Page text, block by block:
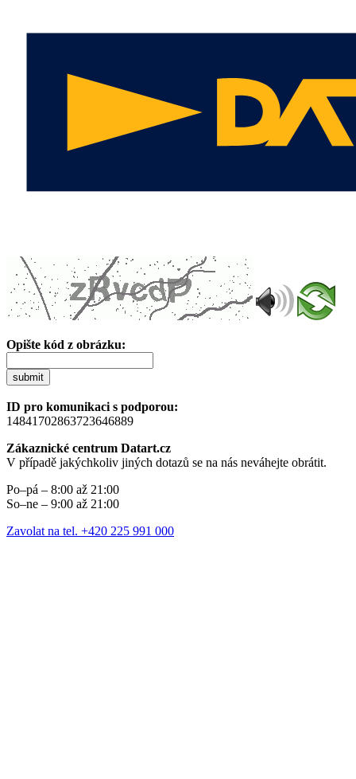
Opište kód z obrázku:
submit
ID pro komunikaci s podporou:
14841702863723646889
Zákaznické centrum Datart.cz
V případě jakýchkoliv jiných dotazů se na nás neváhejte obrátit.
Po–pá – 8:00 až 21:00
So–ne – 9:00 až 21:00
Zavolat na tel. +420 225 991 000